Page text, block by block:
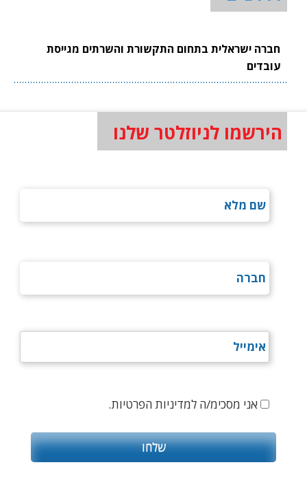
חברה ישראלית בתחום התקשורת והשרתים מגייסת
עובדים
הירשמו לניוזלטר שלנו
אני מסכימ/ה למדיניות הפרטיות.